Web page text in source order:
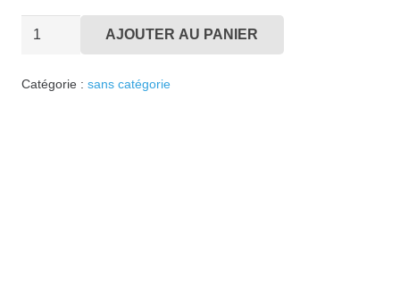
quantité
Kit
AJOUTER AU PANIER
Catégorie : sans catégorie